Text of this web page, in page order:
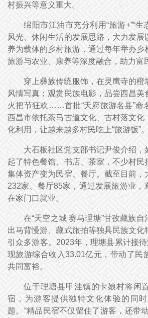
村振兴等意义重大。
绵阳市江油市充分利用“旅游+”“生
风光、休闲生活的发展思路，大力发展
养为载体的乡村旅游，通过每年举办乡
旅游与农业、康养等深度融合，助力富
穿上彝族传统服饰，在灵鹰寺的橙
风情写真；观赏民族电影，品尝西昌美
火把节狂欢……首批“天府旅游名县”命
西昌市依托茶马古道文化、古村落文化
化利用，让越来越多村民吃上“旅游饭”。
大石板社区党支部书记尹俊介绍，
起了特色餐馆、书店、茶室，不少村民
集体资产变为民宿、餐厅。截至目前，
232家、餐厅85家，通过发展旅游业，
在家门口就业。
在“天空之城 赛马理塘”甘孜藏族
出马背慢游、藏式旅拍等独具民族文化
引众多游客。2023年，理塘县累计接
现旅游综合收入33.01亿元，带动了民
共同富裕。
位于理塘县甲洼镇的卡娘村将闲
宿，为游客提供独特文化体验的同
题。“精品民宿不仅留住了游客，还带